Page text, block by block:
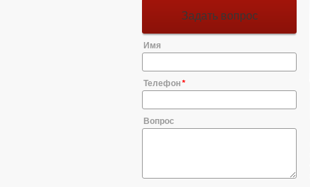
Задать вопрос
Имя
Телефон
Вопрос